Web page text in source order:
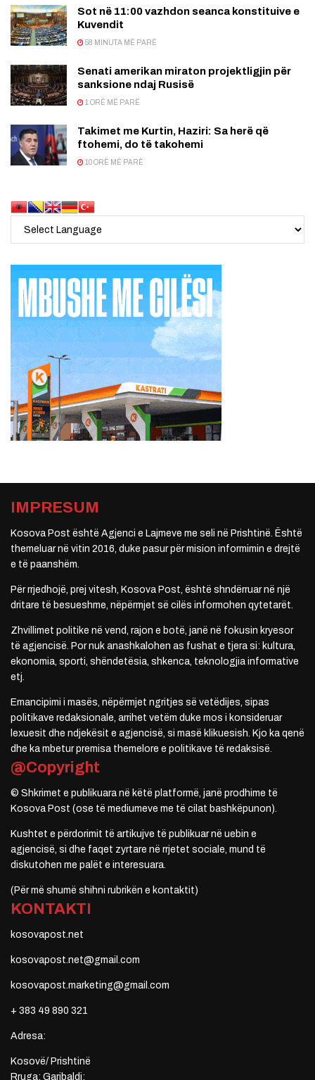
Sot në 11:00 vazhdon seanca konstituive e
Kuvendit
58 MINUTA MË PARË
Senati amerikan miraton projektligjin për
sanksione ndaj Rusisë
1 ORË MË PARË
Takimet me Kurtin, Haziri: Sa herë që
ftohemi, do të takohemi
10 ORË MË PARË
IMPRESUM
Kosova Post është Agjenci e Lajmeve me seli në Prishtinë. Është
themeluar në vitin 2016, duke pasur për mision informimin e drejtë
e të paanshëm.
Për rrjedhojë, prej vitesh, Kosova Post, është shndërruar në një
dritare të besueshme, nëpërmjet së cilës informohen qytetarët.
Zhvillimet politike në vend, rajon e botë, janë në fokusin kryesor
të agjencisë. Por nuk anashkalohen as fushat e tjera si: kultura,
ekonomia, sporti, shëndetësia, shkenca, teknologjia informative
etj.
Emancipimi i masës, nëpërmjet ngritjes së vetëdijes, sipas
politikave redaksionale, arrihet vetëm duke mos i konsideruar
lexuesit dhe ndjekësit e agjencisë, si masë klikuesish. Kjo ka qenë
dhe ka mbetur premisa themelore e politikave të redaksisë.
@Copyright
© Shkrimet e publikuara në këtë platformë, janë prodhime të
Kosova Post (ose të mediumeve me të cilat bashkëpunon).
Kushtet e përdorimit të artikujve të publikuar në uebin e
agjencisë, si dhe faqet zyrtare në rrjetet sociale, mund të
diskutohen me palët e interesuara.
(Për më shumë shihni rubrikën e kontaktit)
KONTAKTI
kosovapost.net
kosovapost.net@gmail.com
kosovapost.marketing@gmail.com
+ 383 49 890 321
Adresa:
Kosovë/ Prishtinë
Rruga: Garibaldi;